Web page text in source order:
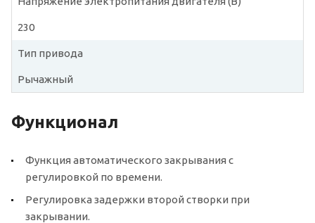
230
Тип привода
Рычажный
Функционал
Функция автоматического закрывания с
регулировкой по времени.
Регулировка задержки второй створки при
закрывании.